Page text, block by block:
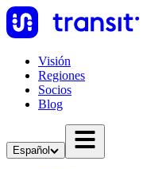
Visión
Regiones
Socios
Blog
Español